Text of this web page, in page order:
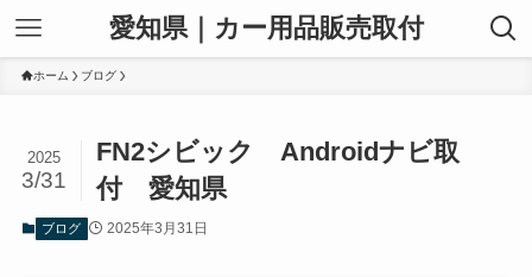
愛知県｜カー用品販売取付
ホーム ブログ
FN2シビック Androidナビ取
付 愛知県
2025
3/31
ブログ 2025年3月31日